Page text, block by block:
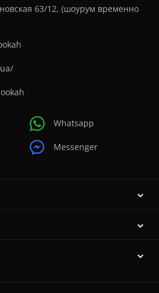
63/12, (шоурум временно
Whatsapp
Messenger